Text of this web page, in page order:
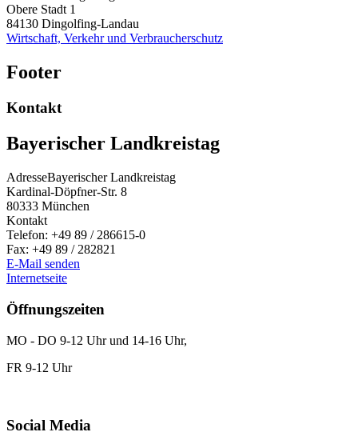
Obere Stadt 1
84130 Dingolfing-Landau
Wirtschaft, Verkehr und Verbraucherschutz
Footer
Kontakt
Bayerischer Landkreistag
AdresseBayerischer Landkreistag
Kardinal-Döpfner-Str. 8
80333 München
Kontakt
Telefon: +49 89 / 286615-0
Fax: +49 89 / 282821
E-Mail senden
Internetseite
Öffnungszeiten
MO - DO 9-12 Uhr und 14-16 Uhr,
FR 9-12 Uhr
Social Media